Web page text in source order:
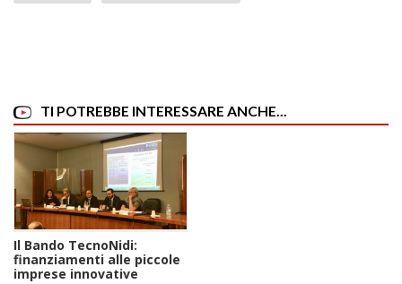
TI POTREBBE INTERESSARE ANCHE...
Il Bando TecnoNidi:
finanziamenti alle piccole
imprese innovative